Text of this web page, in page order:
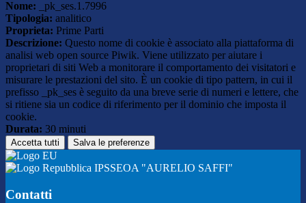
Nome: _pk_ses.1.7996
Tipologia: analitico
Proprieta: Prime Parti
Descrizione: Questo nome di cookie è associato alla piattaforma di
analisi web open source Piwik. Viene utilizzato per aiutare i
proprietari di siti Web a monitorare il comportamento dei visitatori e
misurare le prestazioni del sito. È un cookie di tipo pattern, in cui il
prefisso _pk_ses è seguito da una breve serie di numeri e lettere, che
si ritiene sia un codice di riferimento per il dominio che imposta il
cookie.
Durata: 30 minuti
Accetta tutti Salva le preferenze
IPSSEOA "AURELIO SAFFI"
Contatti